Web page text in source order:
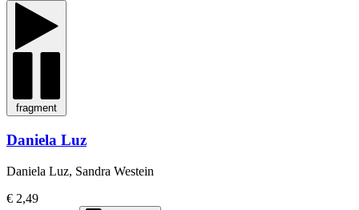
fragment
Daniela Luz
Daniela Luz, Sandra Westein
€ 2,49